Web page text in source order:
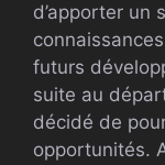
d’apporter un
futurs
suite au
décidé de
opportunités.